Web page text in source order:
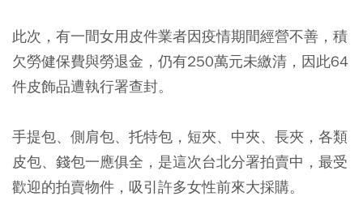
此次，有一間女用皮件業者因疫情期間經營不善，積
欠勞健保費與勞退金，仍有250萬元未繳清，因此64
件皮飾品遭執行署查封。
手提包、側肩包、托特包，短夾、中夾、長夾，各類
皮包、錢包一應俱全，是這次台北分署拍賣中，最受
歡迎的拍賣物件，吸引許多女性前來大採購。